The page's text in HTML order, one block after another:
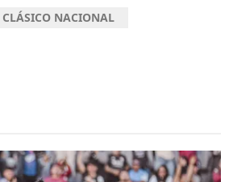
CLÁSICO NACIONAL